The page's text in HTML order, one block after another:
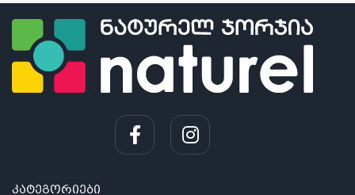
კატეგორიები